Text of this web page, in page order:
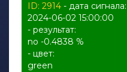
ID: 2914 - дата сигнала:
2024-06-02 15:00:00
- результат:
no -0.4838 %
- цвет:
green